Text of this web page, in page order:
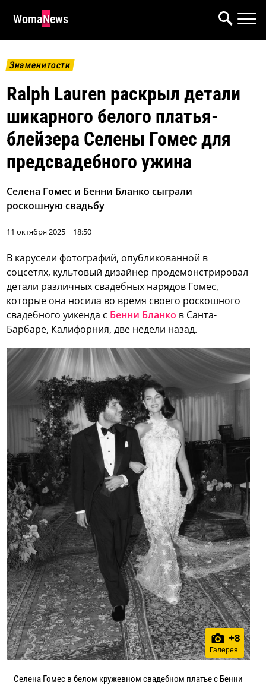
WomaNews
Знаменитости
Ralph Lauren раскрыл детали
шикарного белого платья-
блейзера Селены Гомес для
предсвадебного ужина
Селена Гомес и Бенни Бланко сыграли
роскошную свадьбу
11 октября 2025 | 18:50
В карусели фотографий, опубликованной в
соцсетях, культовый дизайнер продемонстрировал
детали различных свадебных нарядов Гомес,
которые она носила во время своего роскошного
свадебного уикенда с Бенни Бланко в Санта-
Барбаре, Калифорния, две недели назад.
+8
Галерея
Селена Гомес в белом кружевном свадебном платье с Бенни